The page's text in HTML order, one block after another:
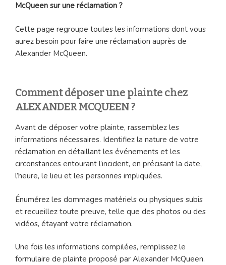
McQueen sur une réclamation ?
Cette page regroupe toutes les informations dont vous
aurez besoin pour faire une réclamation auprès de
Alexander McQueen.
Comment déposer une plainte chez
ALEXANDER MCQUEEN ?
Avant de déposer votre plainte, rassemblez les
informations nécessaires. Identifiez la nature de votre
réclamation en détaillant les événements et les
circonstances entourant l’incident, en précisant la date,
l’heure, le lieu et les personnes impliquées.
Énumérez les dommages matériels ou physiques subis
et recueillez toute preuve, telle que des photos ou des
vidéos, étayant votre réclamation.
Une fois les informations compilées, remplissez le
formulaire de plainte proposé par Alexander McQueen.